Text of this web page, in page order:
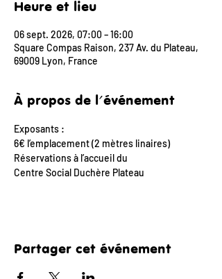
Heure et lieu
06 sept. 2026, 07:00 – 16:00
Square Compas Raison, 237 Av. du Plateau,
69009 Lyon, France
À propos de l'événement
Exposants :
6€ l’emplacement (2 mètres linaires)
Réservations à l’accueil du
Centre Social Duchère Plateau
Partager cet événement